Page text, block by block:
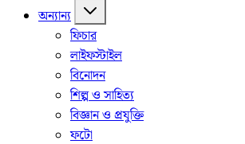
অন্যান্য
ফিচার
লাইফস্টাইল
বিনোদন
শিল্প ও সাহিত্য
বিজ্ঞান ও প্রযুক্তি
ফটো